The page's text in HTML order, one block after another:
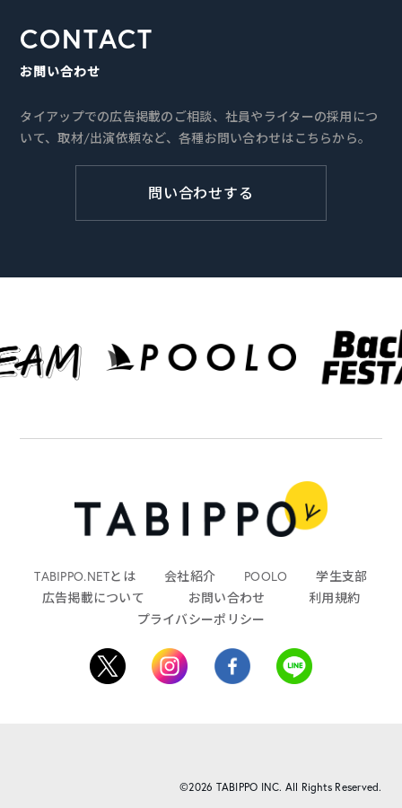
CONTACT
お問い合わせ
タイアップでの広告掲載のご相談、社員やライターの採用につ
いて、取材/出演依頼など、各種お問い合わせはこちらから。
問い合わせする
TABIPPO.NETとは 会社紹介 POOLO
学生支部
広告掲載について
お問い合わせ
利用規約
プライバシーポリシー
©2026 TABIPPO INC. All Rights Reserved.